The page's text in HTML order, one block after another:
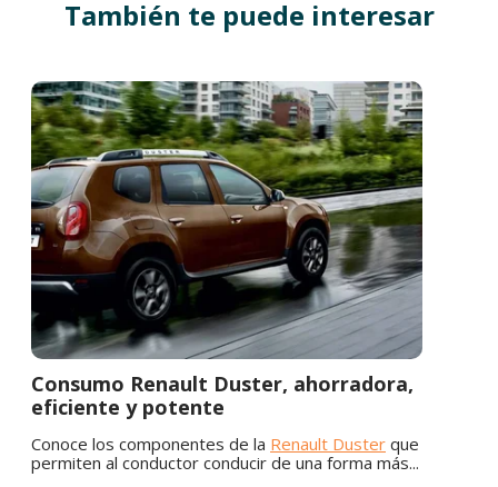
También te puede interesar
Consumo Renault Duster, ahorradora,
eficiente y potente
Conoce los componentes de la Renault Duster que
permiten al conductor conducir de una forma más...